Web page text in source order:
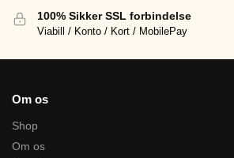
100% Sikker SSL forbindelse
Viabill / Konto / Kort / MobilePay
Om os
Shop
Om os